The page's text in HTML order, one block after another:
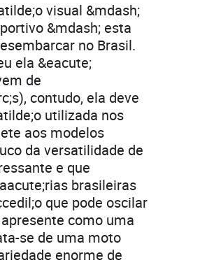
visual &mdash;
&mdash; esta
no Brasil.
ela &eacute;
de
contudo, ela deve
utilizada nos
aos modelos
da versatilidade de
e que
brasileiras
que pode oscilar
como uma
se de uma moto
enorme de